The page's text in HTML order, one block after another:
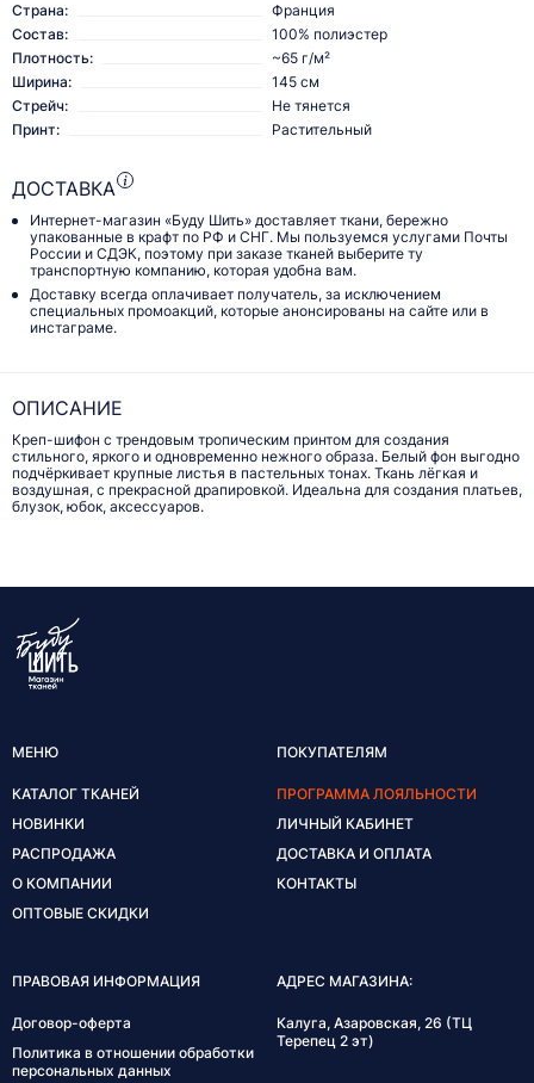
Страна:
Франция
Состав:
100% полиэстер
Плотность:
~65 г/м²
Ширина:
145 см
Стрейч:
Не тянется
Принт:
Растительный
ДОСТАВКА
Интернет-магазин «Буду Шить» доставляет ткани, бережно
упакованные в крафт по РФ и СНГ. Мы пользуемся услугами Почты
России и СДЭК, поэтому при заказе тканей выберите ту
транспортную компанию, которая удобна вам.
Доставку всегда оплачивает получатель, за исключением
специальных промоакций, которые анонсированы на сайте или в
инстаграме.
ОПИСАНИЕ
Креп-шифон с трендовым тропическим принтом для создания
стильного, яркого и одновременно нежного образа. Белый фон выгодно
подчёркивает крупные листья в пастельных тонах. Ткань лёгкая и
воздушная, с прекрасной драпировкой. Идеальна для создания платьев,
блузок, юбок, аксессуаров.
МЕНЮ
КАТАЛОГ ТКАНЕЙ
НОВИНКИ
РАСПРОДАЖА
О КОМПАНИИ
ОПТОВЫЕ СКИДКИ
ПОКУПАТЕЛЯМ
ПРОГРАММА ЛОЯЛЬНОСТИ
ЛИЧНЫЙ КАБИНЕТ
ДОСТАВКА И ОПЛАТА
КОНТАКТЫ
ПРАВОВАЯ ИНФОРМАЦИЯ
Договор-оферта
Политика в отношении обработки
персональных данных
АДРЕС МАГАЗИНА:
Калуга, Азаровская, 26 (ТЦ
Терепец 2 эт)